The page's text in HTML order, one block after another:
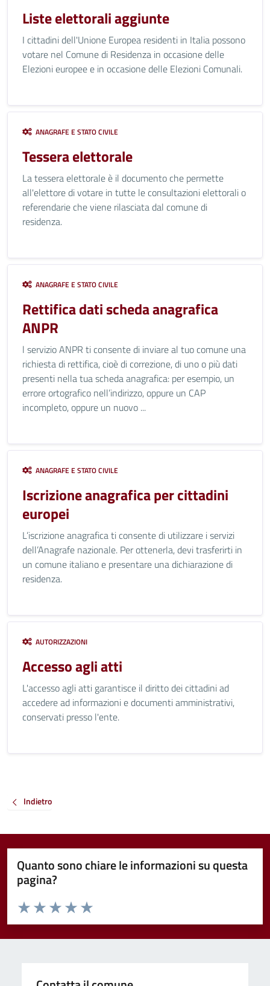
Liste elettorali aggiunte
I cittadini dell'Unione Europea residenti in Italia possono
votare nel Comune di Residenza in occasione delle
Elezioni europee e in occasione delle Elezioni Comunali.
ANAGRAFE E STATO CIVILE
Tessera elettorale
La tessera elettorale è il documento che permette
all'elettore di votare in tutte le consultazioni elettorali o
referendarie che viene rilasciata dal comune di
residenza.
ANAGRAFE E STATO CIVILE
Rettifica dati scheda anagrafica
ANPR
l servizio ANPR ti consente di inviare al tuo comune una
richiesta di rettifica, cioè di correzione, di uno o più dati
presenti nella tua scheda anagrafica: per esempio, un
errore ortografico nell’indirizzo, oppure un CAP
incompleto, oppure un nuovo ...
ANAGRAFE E STATO CIVILE
Iscrizione anagrafica per cittadini
europei
L’iscrizione anagrafica ti consente di utilizzare i servizi
dell’Anagrafe nazionale. Per ottenerla, devi trasferirti in
un comune italiano e presentare una dichiarazione di
residenza.
AUTORIZZAZIONI
Accesso agli atti
L'accesso agli atti garantisce il diritto dei cittadini ad
accedere ad informazioni e documenti amministrativi,
conservati presso l'ente.
Indietro
Quanto sono chiare le informazioni su questa
pagina?
Valuta da 1 a 5 stelle la pagina
Valuta 5 stelle su 5
Valuta 4 stelle su 5
Valuta 3 stelle su 5
Valuta 2 stelle su 5
Valuta 1 stelle su 5